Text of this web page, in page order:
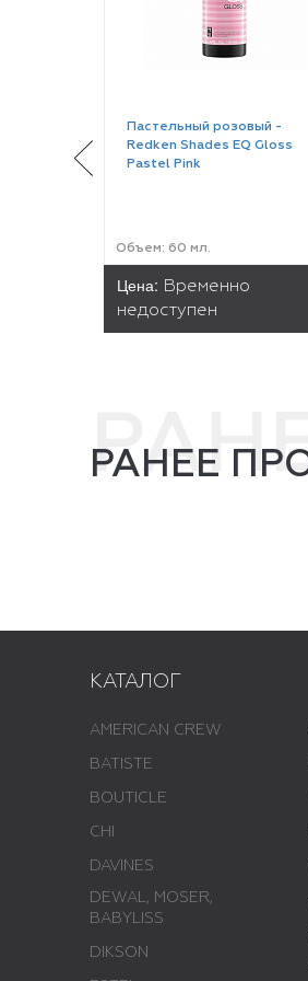
Пастельный розовый -
Redken Shades EQ Gloss
Pastel Pink
Объем: 60 мл.
Цена: Временно
недоступен
РАНЕЕ
КАТАЛОГ
AMERICAN CREW
BATISTE
BOUTICLE
CHI
DAVINES
DEWAL, MOSER,
BABYLISS
DIKSON